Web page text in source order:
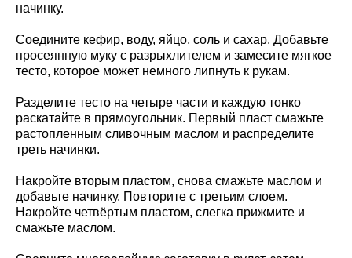
начинку.
Соедините кефир, воду, яйцо, соль и сахар. Добавьте
просеянную муку с разрыхлителем и замесите мягкое
тесто, которое может немного липнуть к рукам.
Разделите тесто на четыре части и каждую тонко
раскатайте в прямоугольник. Первый пласт смажьте
растопленным сливочным маслом и распределите
треть начинки.
Накройте вторым пластом, снова смажьте маслом и
добавьте начинку. Повторите с третьим слоем.
Накройте четвёртым пластом, слегка прижмите и
смажьте маслом.